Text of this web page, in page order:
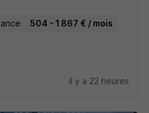
504 - 1 867 € / mois
il y a 22 heures